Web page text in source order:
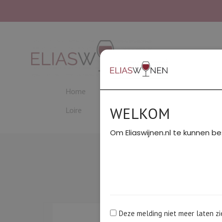
Home Beaujolais Bordeaux
Loire
PROEVERIJEN
WELKOM
Om Eliaswijnen.nl te kunnen
Deze melding niet meer laten